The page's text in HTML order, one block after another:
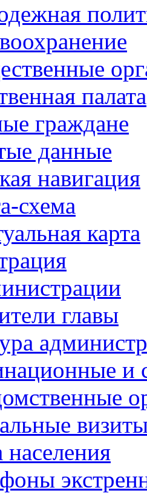
палата
граждане
данные
навигация
схема
карта
главы
и